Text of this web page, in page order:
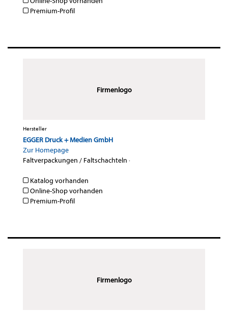
Premium-Profil
Firmenlogo
Hersteller
EGGER Druck + Medien GmbH
Zur Homepage
Faltverpackungen / Faltschachteln ·
Katalog vorhanden
Online-Shop vorhanden
Premium-Profil
Firmenlogo